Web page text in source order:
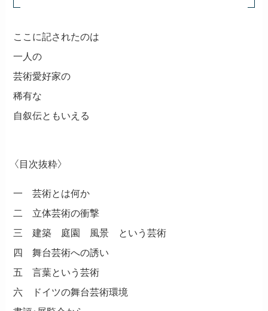
ここに記されたのは
一人の
芸術愛好家の
稀有な
自叙伝ともいえる
〈目次抜粋〉
一 芸術とは何か
二 立体芸術の衝撃
三 建築 庭園 風景 という芸術
四 舞台芸術への誘い
五 言葉という芸術
六 ドイツの舞台芸術環境